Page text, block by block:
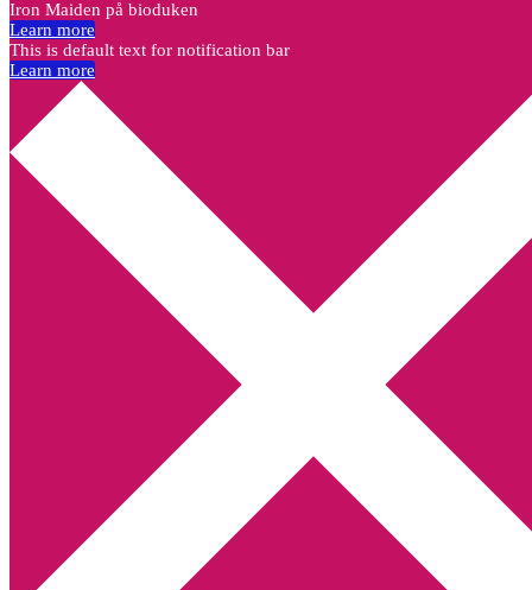
Iron Maiden på bioduken
Learn more
This is default text for notification bar
Learn more